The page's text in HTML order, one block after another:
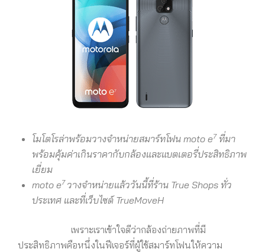
โมโตโรล่าพร้อมวางจำหน่ายสมาร์ทโฟน moto e7 ที่มา
พร้อมคุ้มค่าเกินราคากับกล้องและแบตเตอรี่ประสิทธิภาพ
เยี่ยม
moto e7 วางจำหน่ายแล้ววันนี้ที่ร้าน True Shops ทั่ว
ประเทศ และที่เว็บไซต์TrueMoveH
เพราะเราเข้าใจดีว่ากล้องถ่ายภาพที่มี
ประสิทธิภาพคือหนึ่งในฟีเจอร์ที่ผู้ใช้สมาร์ทโฟนให้ความ